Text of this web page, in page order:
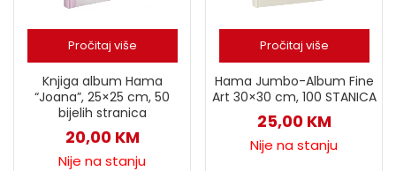
Pročitaj više
Knjiga album Hama
“Joana”, 25×25 cm, 50
bijelih stranica
20,00 KM
Nije na stanju
Pročitaj više
Hama Jumbo-Album Fine
Art 30×30 cm, 100 STANICA
25,00 KM
Nije na stanju